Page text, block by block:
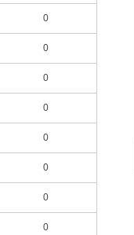
0
0
0
0
0
0
0
0